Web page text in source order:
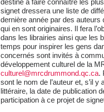
destiné à faire connaître les
signet dressera une liste de
dernière année par des
qui en sont originaires. Il fera
dans les librairies ainsi que les
temps pour inspirer les gens
concernés sont invités à
développement culturel de la
culturel@mrcdrummond.qc.ca.
sont le nom de l’auteur et, s’il
littéraire, la date de publication
participation à ce projet de